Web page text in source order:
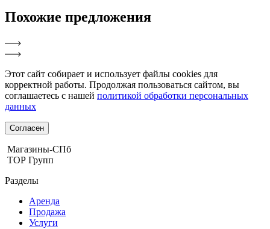
Похожие предложения
Этот сайт собирает и использует файлы cookies для
корректной работы. Продолжая пользоваться сайтом, вы
соглашаетесь с нашей политикой обработки персональных
данных
Согласен
Магазины-СПб
ТОР Групп
Разделы
Аренда
Продажа
Услуги